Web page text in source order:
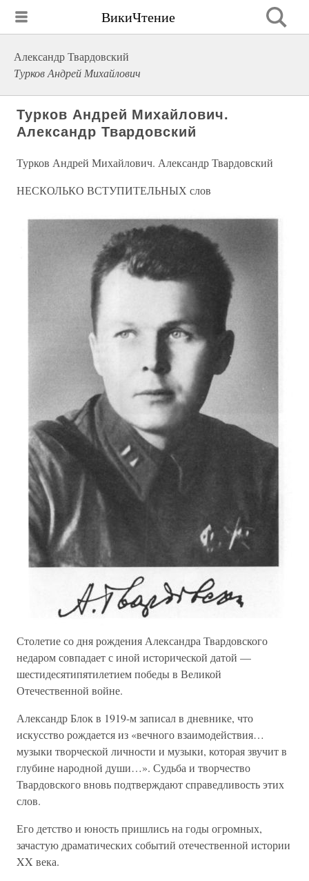
ВикиЧтение
Александр Твардовский
Турков Андрей Михайлович
Турков Андрей Михайлович.
Александр Твардовский
Турков Андрей Михайлович. Александр Твардовский
НЕСКОЛЬКО ВСТУПИТЕЛЬНЫХ слов
Столетие со дня рождения Александра Твардовского
недаром совпадает с иной исторической датой —
шестидесятипятилетием победы в Великой
Отечественной войне.
Александр Блок в 1919-м записал в дневнике, что
искусство рождается из «вечного взаимодействия…
музыки творческой личности и музыки, которая звучит в
глубине народной души…». Судьба и творчество
Твардовского вновь подтверждают справедливость этих
слов.
Его детство и юность пришлись на годы огромных,
зачастую драматических событий отечественной истории
XX века.